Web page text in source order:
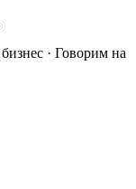
· Говорим на